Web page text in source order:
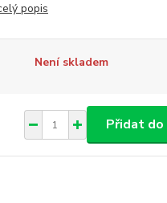
popis
Není skladem
Přidat do